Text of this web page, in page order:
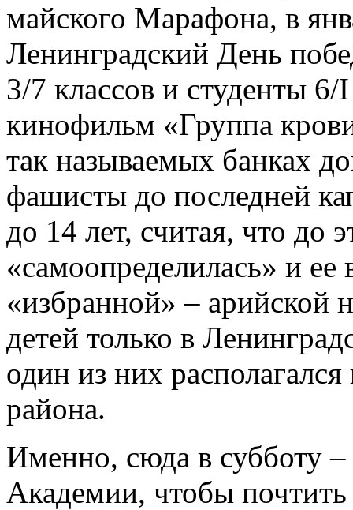
майского Марафона, в
Ленинградский День
3/7 классов и студенты
кинофильм «Группа
так называемых банках
фашисты до последней
до 14 лет, считая, что до
«самоопределилась» и
«избранной» –
детей только в
один из них
района.
Именно, сюда в субботу
Академии, чтобы